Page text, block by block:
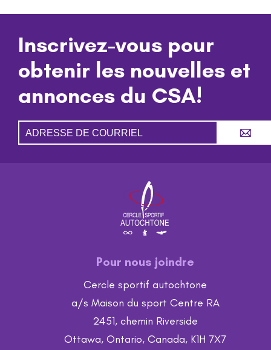
Inscrivez-vous pour
obtenir les nouvelles et
annonces du CSA!
A
Pour nous joindre
Cercle sportif autochtone
a/s Maison du sport Centre RA
2451, chemin Riverside
Ottawa, Ontario, Canada, K1H 7X7